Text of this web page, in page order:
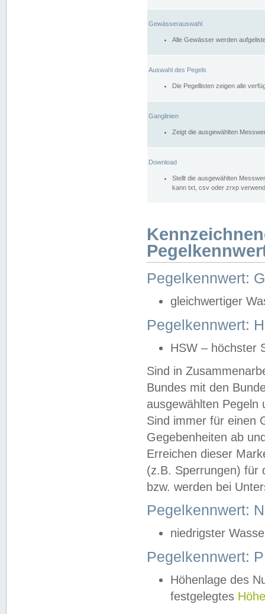
Gewässerauswahl
Alle Gewässer werden
Auswahl des Pegels
Die Pegellisten zeigen alle
Ganglinien
Zeigt die ausgewählten
Download
Stellt die ausgewählten
kann txt, csv oder zrxp
Pegelkennwert:
gleichwertiger
Pegelkennwert:
HSW – höchster
Sind in
Bundes mit den
ausgewählten
Sind immer für einen
Gegebenheiten ab
Erreichen dieser
(z.B. Sperrungen) für
bzw. werden bei
Pegelkennwert:
niedrigster
Pegelkennwert:
Höhenlage des
festgelegtes